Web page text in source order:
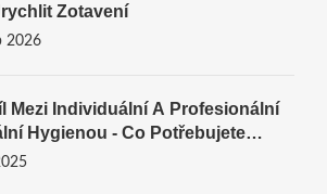
Zotavení
2026
Mezi Individuální A Profesionální
Hygienou - Co Potřebujete